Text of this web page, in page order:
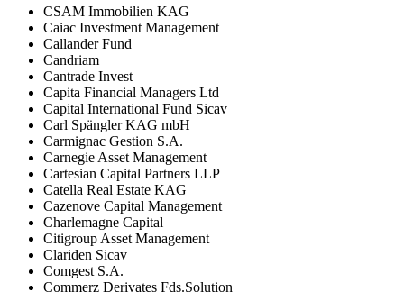
CSAM Immobilien KAG
Caiac Investment Management
Callander Fund
Candriam
Cantrade Invest
Capita Financial Managers Ltd
Capital International Fund Sicav
Carl Spängler KAG mbH
Carmignac Gestion S.A.
Carnegie Asset Management
Cartesian Capital Partners LLP
Catella Real Estate KAG
Cazenove Capital Management
Charlemagne Capital
Citigroup Asset Management
Clariden Sicav
Comgest S.A.
Commerz Derivates Fds.Solution